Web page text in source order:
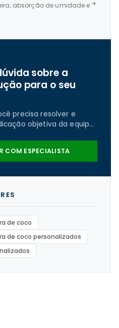
absorção de umidade e
sobre a
para o seu
precisa resolver e
objetiva da equipe
COM ESPECIALISTA
de coco
de coco personalizados